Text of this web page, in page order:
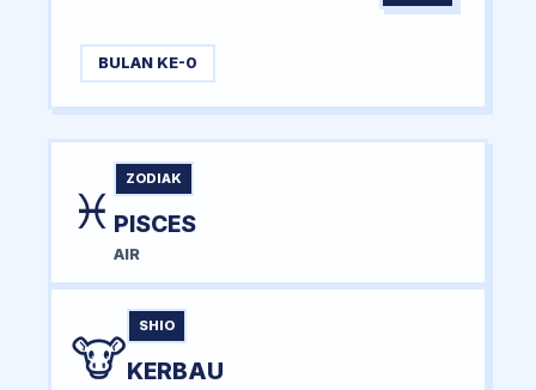
BULAN KE-0
♓
ZODIAK
PISCES
AIR
🐮
SHIO
KERBAU